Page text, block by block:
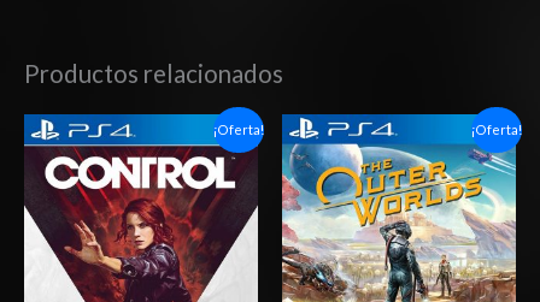
Productos relacionados
¡Oferta!
Rango
de
precios:
desde
$6.03
hasta
$10.03
¡Oferta!
Rango
de
precios:
desde
$10.03
hasta
$15.03